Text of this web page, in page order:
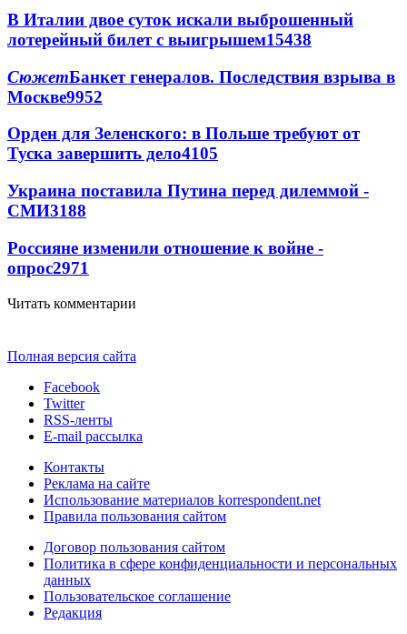
В Италии двое суток искали выброшенный
лотерейный билет с выигрышем15438
СюжетБанкет генералов. Последствия взрыва в
Москве9952
Орден для Зеленского: в Польше требуют от
Туска завершить дело4105
Украина поставила Путина перед дилеммой -
СМИ3188
Россияне изменили отношение к войне -
опрос2971
Читать комментарии
Полная версия сайта
Facebook
Twitter
RSS-ленты
E-mail рассылка
Контакты
Реклама на сайте
Использование материалов korrespondent.net
Правила пользования сайтом
Договор пользования сайтом
Политика в сфере конфиденциальности и персональных
данных
Пользовательское соглашение
Редакция